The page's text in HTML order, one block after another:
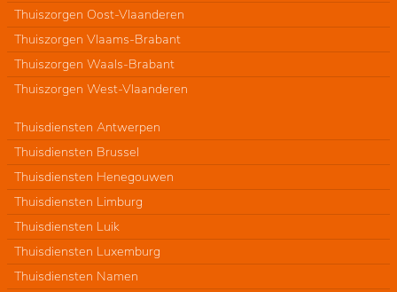
Thuiszorgen Oost-Vlaanderen
Thuiszorgen Vlaams-Brabant
Thuiszorgen Waals-Brabant
Thuiszorgen West-Vlaanderen
Thuisdiensten Antwerpen
Thuisdiensten Brussel
Thuisdiensten Henegouwen
Thuisdiensten Limburg
Thuisdiensten Luik
Thuisdiensten Luxemburg
Thuisdiensten Namen